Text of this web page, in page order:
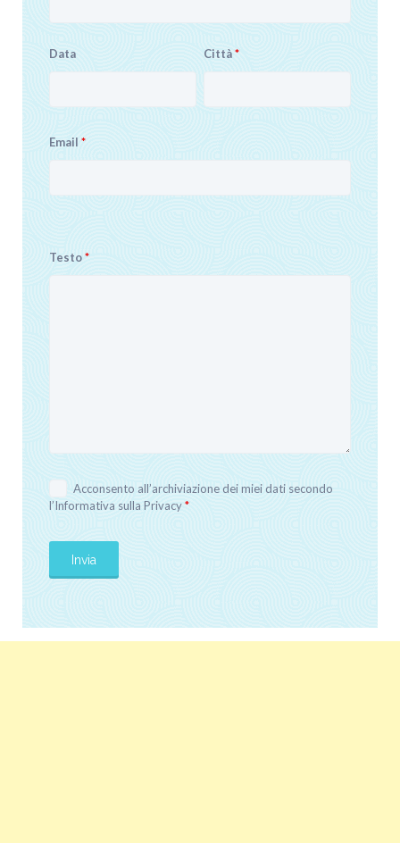
Data Città*
Email *
Testo*
Acconsento all’archiviazione dei miei dati secondo
l’Informativa sulla Privacy*